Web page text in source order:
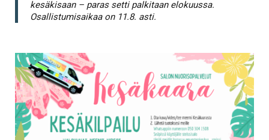
kesäkisaan – paras setti palkitaan elokuussa.
Osallistumisaikaa on 11.8. asti.